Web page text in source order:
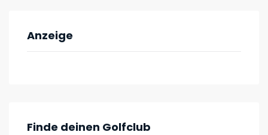
Anzeige
Finde deinen Golfclub